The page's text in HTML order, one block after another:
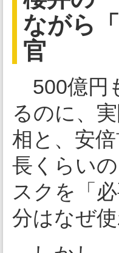
ながら
官
500億円
るのに、
相と、安
長くらい
スクを「
分はなぜ使